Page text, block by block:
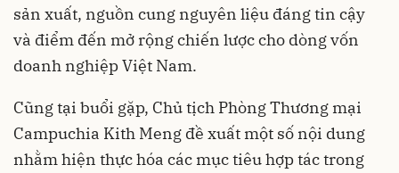
sản xuất, nguồn cung nguyên liệu đáng tin cậy
và điểm đến mở rộng chiến lược cho dòng vốn
doanh nghiệp Việt Nam.
Cũng tại buổi gặp, Chủ tịch Phòng Thương mại
Campuchia Kith Meng đề xuất một số nội dung
nhằm hiện thực hóa các mục tiêu hợp tác trong